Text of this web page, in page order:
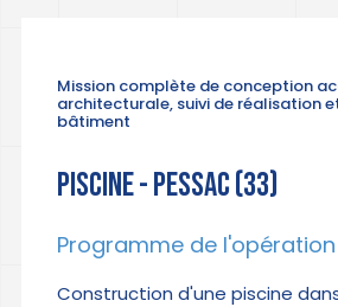
Mission complète de conception
architecturale, suivi de réalisation
bâtiment
PISCINE - PESSAC (33)
Programme de l'opération
Construction d'une piscine